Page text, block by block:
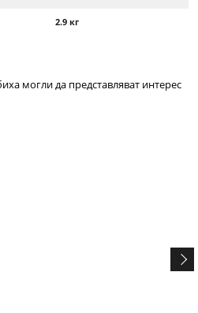
2.9 кг
могли да представляват интерес